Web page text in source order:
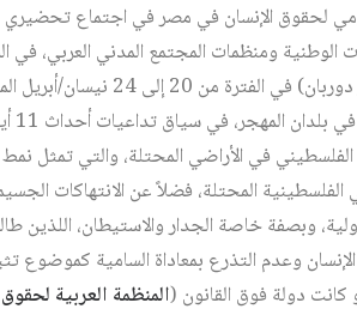
ومنظمات المجتمع المدني العربي، في
العنصري الذي تنظمه الأمم المتحدة في
الفلسطيني في الأراضي المحتلة، والتي تمثل
المحتلة، فضلاً عن الانتهاكات
وبصفة خاصة الجدار والاستيطان، اللذين
الإنسان وعدم التذرع بمعاداة السامية كموضوع
كانت دولة فوق القانون (المنظمة العربية